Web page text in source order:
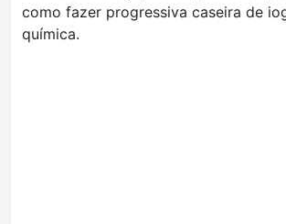
como fazer progressiva caseira de
química.